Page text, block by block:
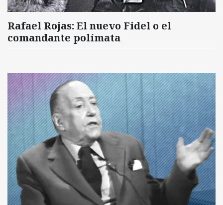
Rafael Rojas: El nuevo Fidel o el
comandante polímata